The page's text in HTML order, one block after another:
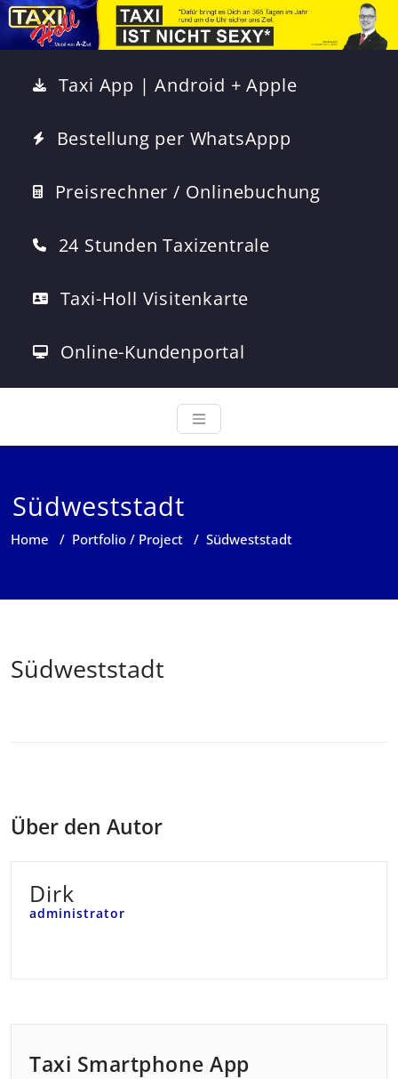
Taxi App | Android + Apple
Bestellung per WhatsAppp
Preisrechner / Onlinebuchung
24 Stunden Taxizentrale
Taxi-Holl Visitenkarte
Online-Kundenportal
Südweststadt
Home / Portfolio / Project / Südweststadt
Südweststadt
Über den Autor
Dirk
administrator
Taxi Smartphone App